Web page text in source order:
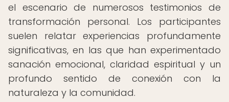
el escenario de numerosos testimonios de
transformación personal. Los participantes
suelen relatar experiencias profundamente
significativas, en las que han experimentado
sanación emocional, claridad espiritual y un
profundo sentido de conexión con la
naturaleza y la comunidad.